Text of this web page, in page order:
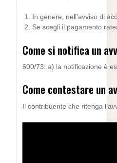
In genere, nell’avviso di
Se scegli il pagamento
Come si notifica un
600/73: a) la notificazione è
Come contestare un
Il contribuente che ritenga